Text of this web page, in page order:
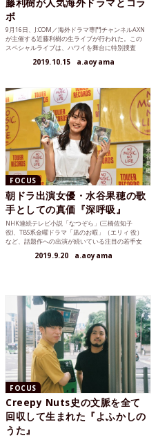
ボ
9月16日、J:COM／海外ドラマ専門チャンネルAXN
が主催する近藤利樹の生ライブが行われた。この
スペシャルライブは、ハワイを舞台に特別捜査
2019.10.15 a.aoyama
FOCUS
朝ドラ出演女優・水谷果穂の歌
手としての真価『深呼吸』
NHK連続テレビ小説「なつぞら」(三橋佐知子
役)、TBS系金曜ドラマ「凪のお暇」（エリィ 役）
など、話題作への出演が続いている注目の若手女
2019.9.20 a.aoyama
FOCUS
Creepy Nuts史の文脈を全て
回収して生まれた『よふかしの
うた』